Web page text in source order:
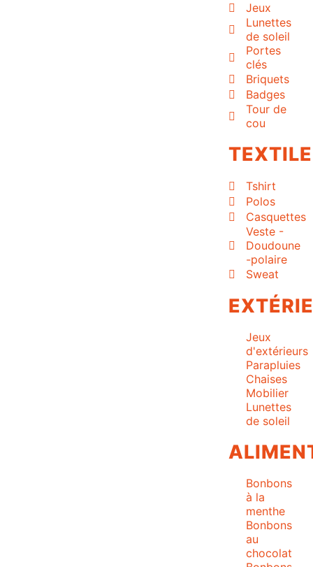
Jeux
Lunettes
de soleil
Portes
clés
Briquets
Badges
Tour de
cou
TEXTILE
Tshirt
Polos
Casquettes
Veste -
Doudoune
-polaire
Sweat
Jeux
d'extérieurs
Parapluies
Chaises
Mobilier
Lunettes
de soleil
Bonbons
à la
menthe
Bonbons
au
chocolat